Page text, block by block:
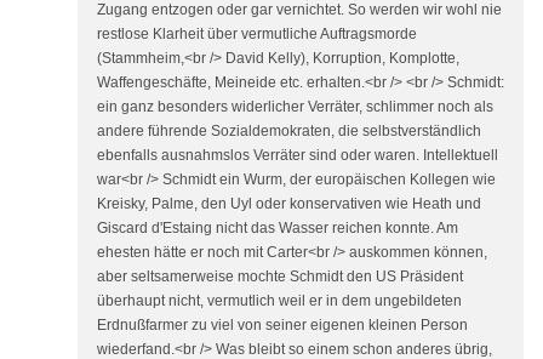
Zugang entzogen oder gar vernichtet. So werden wir wohl nie
restlose Klarheit über vermutliche Auftragsmorde
(Stammheim,<br /> David Kelly), Korruption, Komplotte,
Waffengeschäfte, Meineide etc. erhalten.<br /> <br /> Schmidt:
ein ganz besonders widerlicher Verräter, schlimmer noch als
andere führende Sozialdemokraten, die selbstverständlich
ebenfalls ausnahmslos Verräter sind oder waren. Intellektuell
war<br /> Schmidt ein Wurm, der europäischen Kollegen wie
Kreisky, Palme, den Uyl oder konservativen wie Heath und
Giscard d'Estaing nicht das Wasser reichen konnte. Am
ehesten hätte er noch mit Carter<br /> auskommen können,
aber seltsamerweise mochte Schmidt den US Präsident
überhaupt nicht, vermutlich weil er in dem ungebildeten
Erdnußfarmer zu viel von seiner eigenen kleinen Person
wiederfand.<br /> Was bleibt so einem schon anderes übrig,